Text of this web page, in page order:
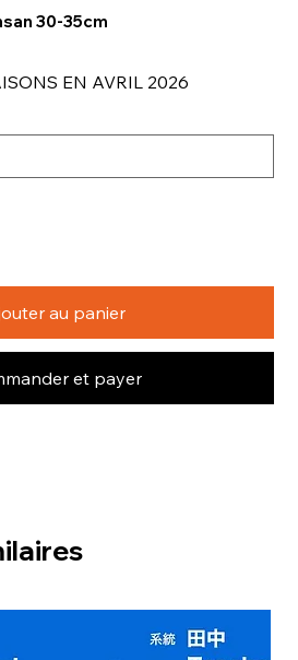
30-35cm
EN AVRIL 2026
au panier
et payer